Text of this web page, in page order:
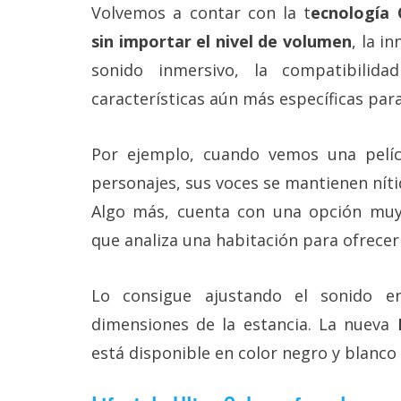
Volvemos a contar con la tecnología
sin importar el nivel de volumen, la
sonido inmersivo, la
características aún más específicas
Por ejemplo, cuando vemos una
personajes, sus voces se mantienen
Algo más, cuenta con una opción
que analiza una habitación para
Lo consigue ajustando el sonido
dimensiones de la estancia. La nueva
está disponible en color negro y